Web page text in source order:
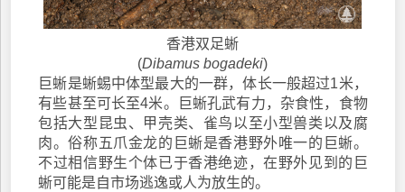
香港双足蜥
(Dibamus bogadeki)
巨蜥是蜥蜴中体型最大的一群，体长一般超过1米，
有些甚至可长至4米。巨蜥孔武有力，杂食性，食物
包括大型昆虫、甲壳类、雀鸟以至小型兽类以及腐
肉。俗称五爪金龙的巨蜥是香港野外唯一的巨蜥。
不过相信野生个体已于香港绝迹，在野外见到的巨
蜥可能是自市场逃逸或人为放生的。